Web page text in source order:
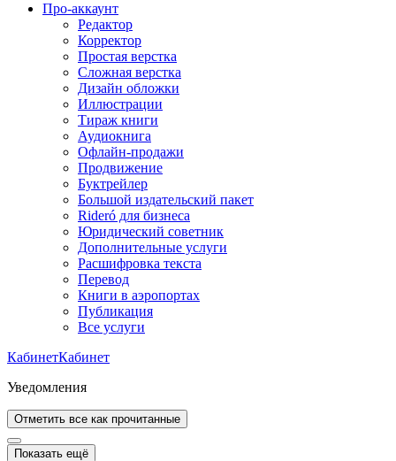
Про-аккаунт
Редактор
Корректор
Простая верстка
Сложная верстка
Дизайн обложки
Иллюстрации
Тираж книги
Аудиокнига
Офлайн-продажи
Продвижение
Буктрейлер
Большой издательский пакет
Rideró для бизнеса
Юридический советник
Дополнительные услуги
Расшифровка текста
Перевод
Книги в аэропортах
Публикация
Все услуги
КабинетКабинет
Уведомления
Отметить все как прочитанные
Показать ещё